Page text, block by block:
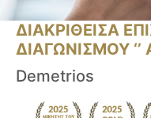
ΔΙΑΚΡΙΘΕΙΣΑ
ΔΙΑΓΩΝΙΣΜΟΥ ‘’
Demetrios